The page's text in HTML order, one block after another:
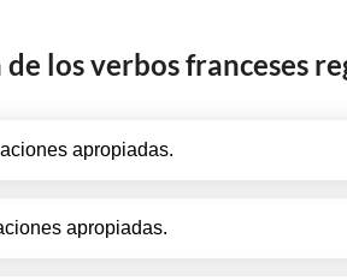
los verbos franceses
apropiadas.
apropiadas.